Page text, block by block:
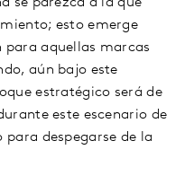
esto emerge
aquellas marcas
aún bajo este
estratégico será de
este escenario de
para despegarse de la